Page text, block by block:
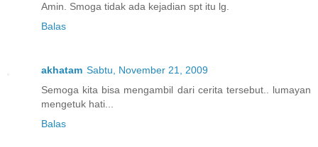
Amin. Smoga tidak ada kejadian spt itu lg.
Balas
akhatam Sabtu, November 21, 2009
Semoga kita bisa mengambil dari cerita tersebut.. lumayan
mengetuk hati...
Balas